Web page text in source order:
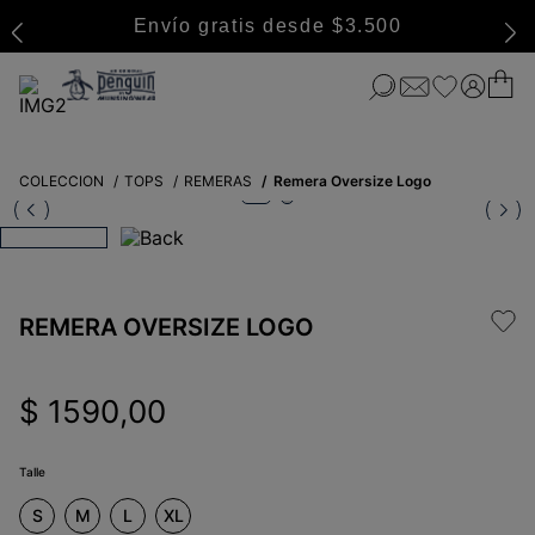
Envío gratis desde $3.500
COLECCION TOPS REMERAS Remera Oversize Logo
REMERA OVERSIZE LOGO
$ 1590,00
Talle
S M L XL